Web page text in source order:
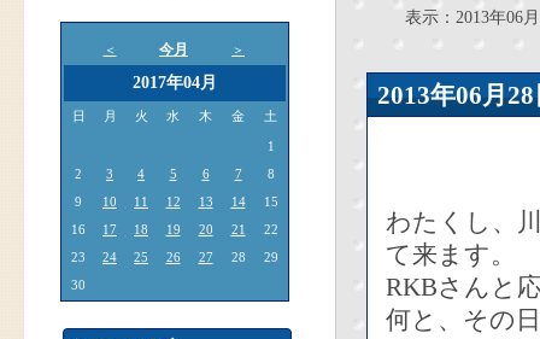
＜ 今月 ＞
2017年04月
日 月 火 水 木 金 土
1
2
3 4 5 6 7
8
9
10 11 12 13 14
15
16
17 18 19 20 21
22
23
24 25 26 27 28
29
30
表示：2013年06月
2013年06
わたくし、
て来ます。
RKBさんと
何と、その